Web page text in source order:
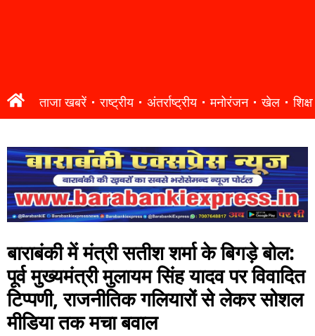
ताजा खबरें राष्ट्रीय अंतर्राष्ट्रीय मनोरंजन खेल शिक्षा
बाराबंकी में मंत्री सतीश शर्मा के बिगड़े बोल:
पूर्व मुख्यमंत्री मुलायम सिंह यादव पर विवादित
टिप्पणी, राजनीतिक गलियारों से लेकर सोशल
मीडिया तक मचा बवाल